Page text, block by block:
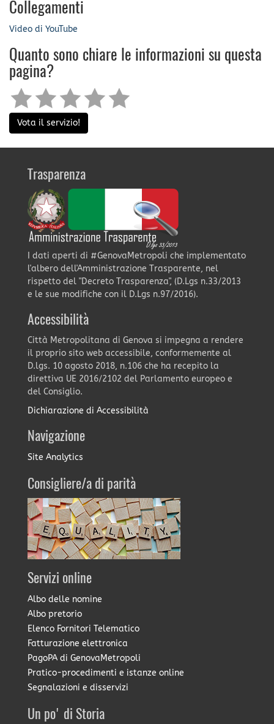
Collegamenti
Video di YouTube
Quanto sono chiare le informazioni su questa
pagina?
Vota il servizio!
Trasparenza
I dati aperti di #GenovaMetropoli che implementato
l'albero dell'Amministrazione Trasparente, nel
rispetto del "Decreto Trasparenza", (D.Lgs n.33/2013
e le sue modifiche con il D.Lgs n.97/2016).
Accessibilità
Città Metropolitana di Genova si impegna a rendere
il proprio sito web accessibile, conformemente al
D.lgs. 10 agosto 2018, n.106 che ha recepito la
direttiva UE 2016/2102 del Parlamento europeo e
del Consiglio.
Dichiarazione di Accessibilità
Navigazione
Site Analytics
Consigliere/a di parità
Servizi online
Albo delle nomine
Albo pretorio
Elenco Fornitori Telematico
Fatturazione elettronica
PagoPA di GenovaMetropoli
Pratico-procedimenti e istanze online
Segnalazioni e disservizi
Un po' di Storia